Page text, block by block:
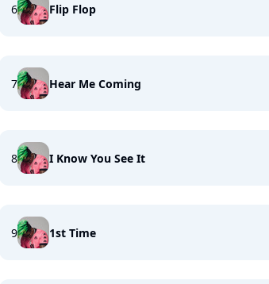
6 Flip Flop
7 Hear Me Coming
8 I Know You See It
9 1st Time